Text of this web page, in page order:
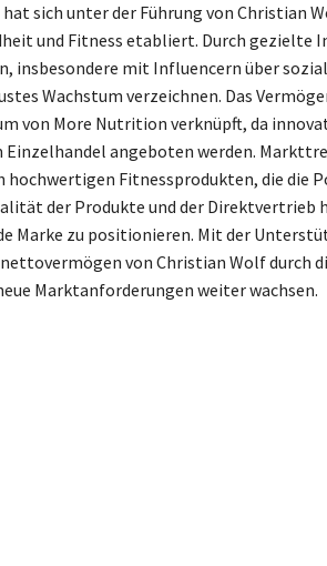
sich unter der Führung von Christian
und Fitness etabliert. Durch gezielte
insbesondere mit Influencern über
Wachstum verzeichnen. Das
von More Nutrition verknüpft, da
Einzelhandel angeboten werden.
hochwertigen Fitnessprodukten, die die
der Produkte und der
Marke zu positionieren. Mit der
von Christian Wolf durch
Marktanforderungen weiter wachsen.